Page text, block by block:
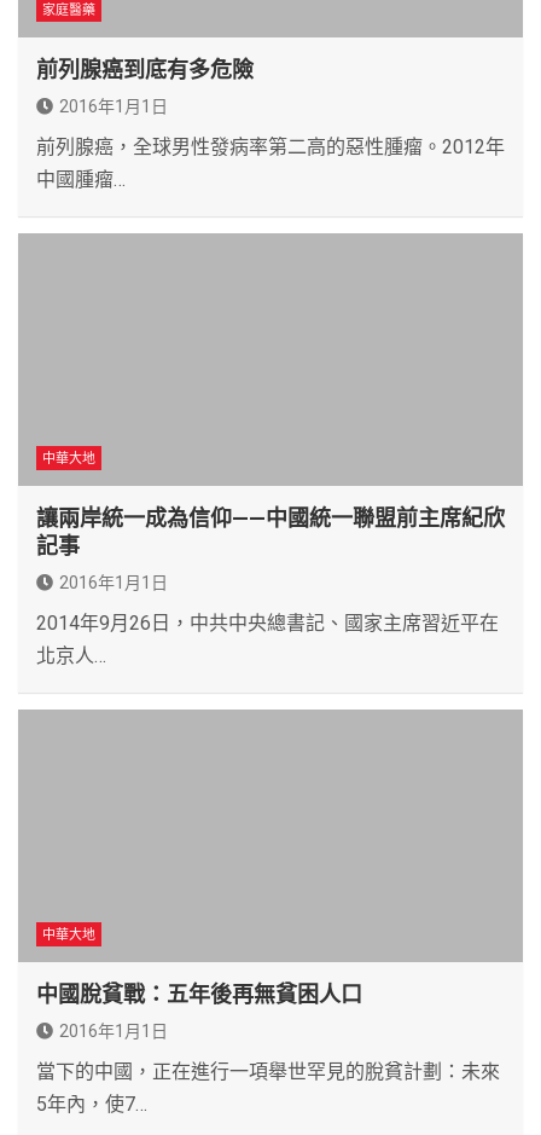
家庭醫藥
前列腺癌到底有多危險
2016年1月1日
前列腺癌，全球男性發病率第二高的惡性腫瘤。2012年
中國腫瘤…
中華大地
讓兩岸統一成為信仰——中國統一聯盟前主席紀欣
記事
2016年1月1日
2014年9月26日，中共中央總書記、國家主席習近平在
北京人…
中華大地
中國脫貧戰：五年後再無貧困人口
2016年1月1日
當下的中國，正在進行一項舉世罕見的脫貧計劃：未來
5年內，使7…